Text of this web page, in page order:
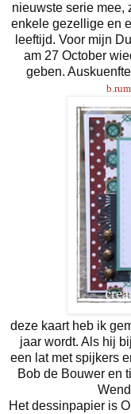
nieuwste serie mee,
enkele gezellige en
leeftijd. Voor mijn
am 27 October
geben.
deze kaart heb ik
jaar wordt. Als hij
een lat met spijkers
Bob de Bouwer en
Het dessinpapier is